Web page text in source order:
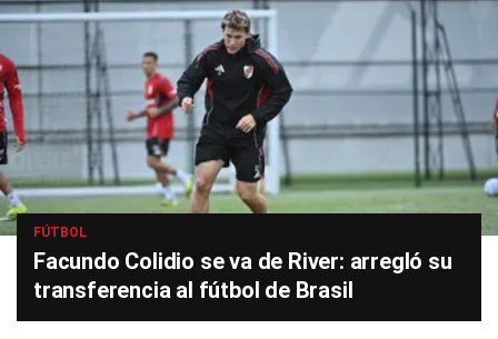
FÚTBOL
Facundo Colidio se va de River: arregló su
transferencia al fútbol de Brasil